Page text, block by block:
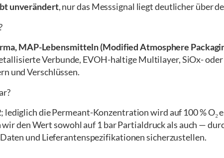
unverändert, nur das Messsignal liegt deutlicher über
MAP-Lebensmitteln (Modified Atmosphere
Verbunde, EVOH-haltige Multilayer, SiOx-
und Verschlüssen.
; lediglich die Permeant-Konzentration wird auf 100 %
den Wert sowohl auf 1 bar Partialdruck als auch —
und Lieferantenspezifikationen sicherzustellen.